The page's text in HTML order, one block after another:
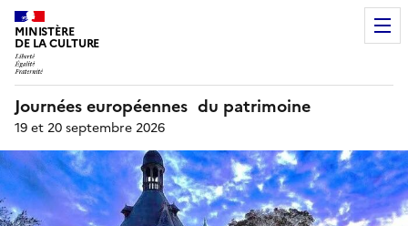
MINISTÈRE
DE LA CULTURE
Journées européennes du patrimoine
19 et 20 septembre 2026